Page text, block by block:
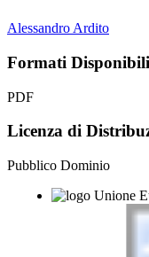
Alessandro Ardito
Formati Disponibili
PDF
Licenza di
Pubblico Dominio